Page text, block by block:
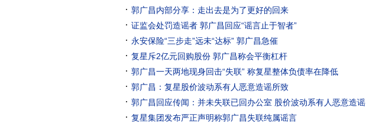
郭广昌内部分享：走出去是为了更好的回来
证监会处罚造谣者 郭广昌回应“谣言止于智者”
永安保险“三步走”远未“达标” 郭广昌急催
复星斥2亿元回购股份 郭广昌称会平衡杠杆
郭广昌一天两地现身回击“失联” 称复星整体负债率在降低
郭广昌：复星股价波动系有人恶意造谣所致
郭广昌回应传闻：并未失联已回办公室 股价波动系有人恶意造谣
复星集团发布严正声明称郭广昌失联纯属谣言